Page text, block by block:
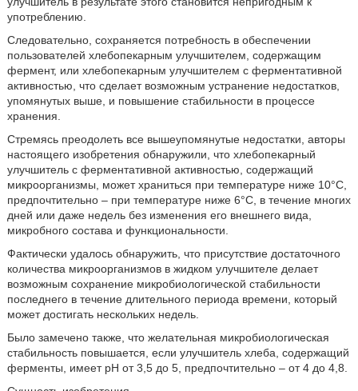
употреблению.
Следовательно, сохраняется потребность в обеспечении
пользователей хлебопекарным улучшителем, содержащим
фермент, или хлебопекарным улучшителем с ферментативной
активностью, что сделает возможным устранение недостатков,
упомянутых выше, и повышение стабильности в процессе
хранения.
Стремясь преодолеть все вышеупомянутые недостатки, авторы
настоящего изобретения обнаружили, что хлебопекарный
улучшитель с ферментативной активностью, содержащий
микроорганизмы, может храниться при температуре ниже 10°C,
предпочтительно – при температуре ниже 6°C, в течение многих
дней или даже недель без изменения его внешнего вида,
микробного состава и функциональности.
Фактически удалось обнаружить, что присутствие достаточного
количества микроорганизмов в жидком улучшителе делает
возможным сохранение микробиологической стабильности
последнего в течение длительного периода времени, который
может достигать нескольких недель.
Было замечено также, что желательная микробиологическая
стабильность повышается, если улучшитель хлеба, содержащий
ферменты, имеет рН от 3,5 до 5, предпочтительно – от 4 до 4,8.